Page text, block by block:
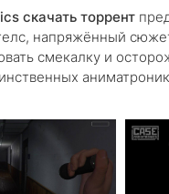
скачать торрент
напряжённый
смекалку и